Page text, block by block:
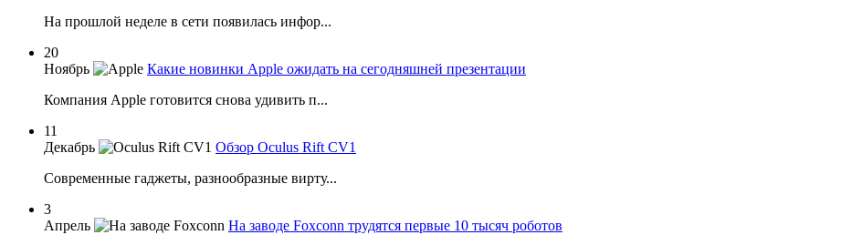
На прошлой неделе в сети появилась инфор...
20
Ноябрь
Какие новинки Apple ожидать на сегодняшней презентации
Компания Apple готовится снова удивить п...
11
Декабрь
Обзор Oculus Rift CV1
Современные гаджеты, разнообразные вирту...
3
Апрель
На заводе Foxconn трудятся первые 10 тысяч роботов